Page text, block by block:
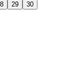
29 30